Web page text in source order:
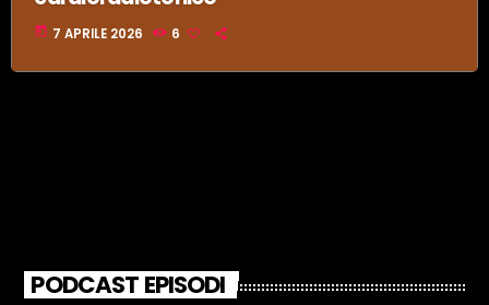
today 7 APRILE 2026 6
PODCAST EPISODI